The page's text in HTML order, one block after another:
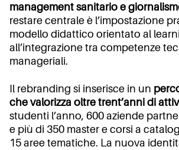
management sanitario e
restare centrale è l’impostazione
modello didattico orientato al
all’integrazione tra competenze
manageriali.
Il rebranding si inserisce in un
che valorizza oltre trent’anni di
studenti l’anno, 600 aziende
e più di 350 master e corsi a
15 aree tematiche. La nuova